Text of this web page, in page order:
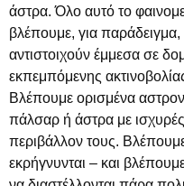
άστρα. Όλο αυτό το
βλέπουμε, για παράδειγμα,
αντιστοιχούν έμμεσα σε
εκπεμπόμενης
Βλέπουμε ορισμένα
πάλσαρ ή άστρα με
περιβάλλον τους.
εκρήγνυνται – και